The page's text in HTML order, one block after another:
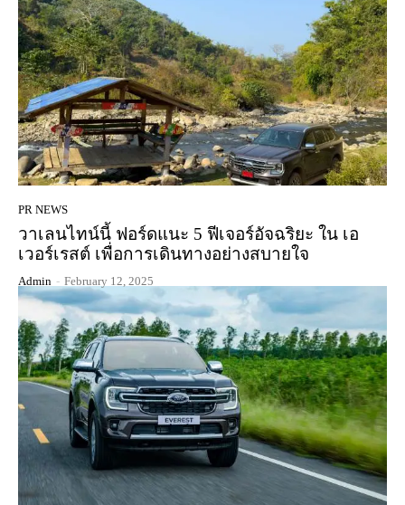
PR NEWS
วาเลนไทน์นี้ ฟอร์ดแนะ 5 ฟีเจอร์อัจฉริยะ ใน เอ
เวอร์เรสต์ เพื่อการเดินทางอย่างสบายใจ
Admin - February 12, 2025